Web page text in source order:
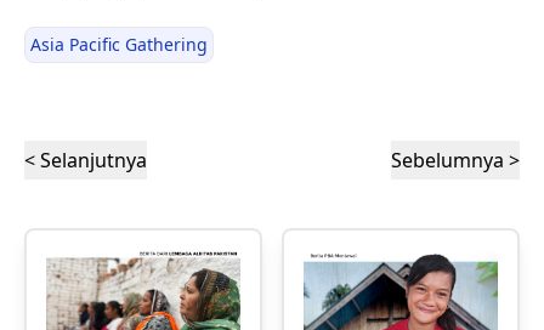
Asia Pacific Gathering
< Selanjutnya Sebelumnya >